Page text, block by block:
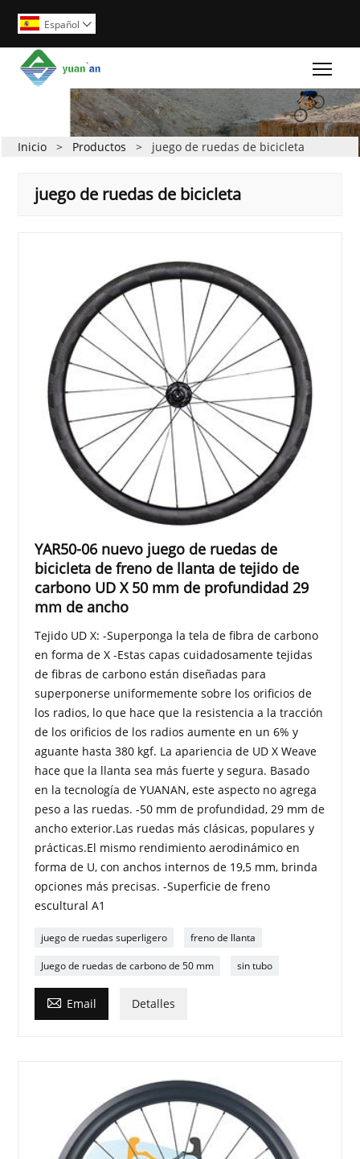
Español 
Inicio > Productos > juego de ruedas de bicicleta
juego de ruedas de bicicleta
YAR50-06 nuevo juego de ruedas de
bicicleta de freno de llanta de tejido de
carbono UD X 50 mm de profundidad 29
mm de ancho
Tejido UD X: -Superponga la tela de fibra de carbono
en forma de X -Estas capas cuidadosamente tejidas
de fibras de carbono están diseñadas para
superponerse uniformemente sobre los orificios de
los radios, lo que hace que la resistencia a la tracción
de los orificios de los radios aumente en un 6% y
aguante hasta 380 kgf. La apariencia de UD X Weave
hace que la llanta sea más fuerte y segura. Basado
en la tecnología de YUANAN, este aspecto no agrega
peso a las ruedas. -50 mm de profundidad, 29 mm de
ancho exterior.Las ruedas más clásicas, populares y
prácticas.El mismo rendimiento aerodinámico en
forma de U, con anchos internos de 19,5 mm, brinda
opciones más precisas. -Superficie de freno
escultural A1
juego de ruedas superligero freno de llanta
Juego de ruedas de carbono de 50 mm sin tubo
 Email Detalles